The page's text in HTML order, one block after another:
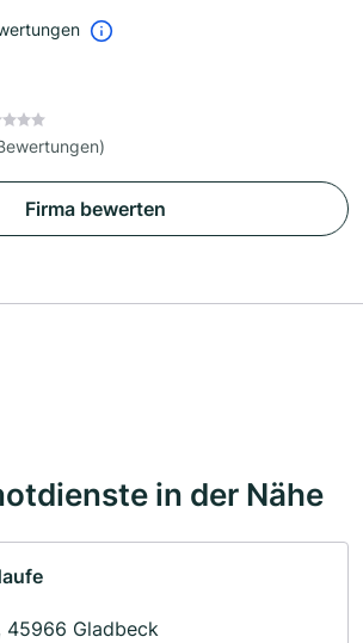
Firma bewerten
in der Nähe
45966 Gladbeck